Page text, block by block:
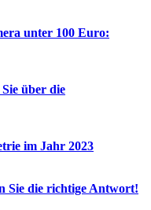
unter 100 Euro:
über die
im Jahr 2023
Sie die richtige Antwort!